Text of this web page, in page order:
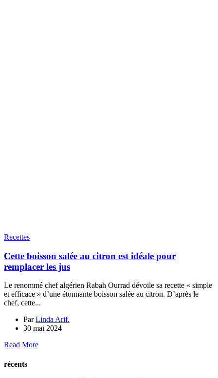
Recettes
Cette boisson salée au citron est idéale pour
remplacer les jus
Le renommé chef algérien Rabah Ourrad dévoile sa recette « simple
et efficace » d’une étonnante boisson salée au citron. D’après le
chef, cette...
ParLinda Arif.
30 mai 2024
Read More
récents